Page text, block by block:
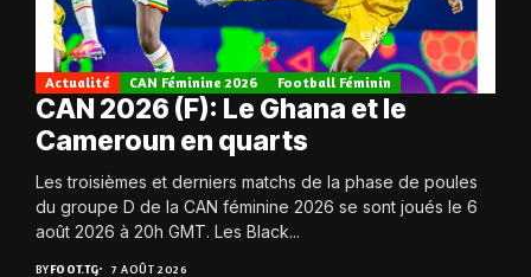
Actualité CAN Féminine 2026 Football Féminin
CAN 2026 (F): Le Ghana et le
Cameroun en quarts
Les troisièmes et derniers matchs de la phase de poules
du groupe D de la CAN féminine 2026 se sont joués le 6
août 2026 à 20h GMT. Les Black...
BYFOOT.TG 7 AOÛT 2026